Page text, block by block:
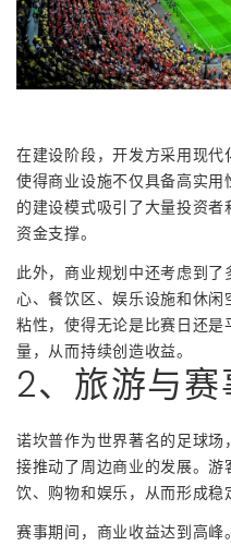
在建设阶段，开发方采用现代
使得商业设施不仅具备高实
的建设模式吸引了大量投资
资金支撑。
此外，商业规划中还考虑到
心、餐饮区、娱乐设施和休
粘性，使得无论是比赛日还
量，从而持续创造收益。
2、旅游与赛
诺坎普作为世界著名的足球
接推动了周边商业的发展。
饮、购物和娱乐，从而形成稳
赛事期间，商业收益达到高